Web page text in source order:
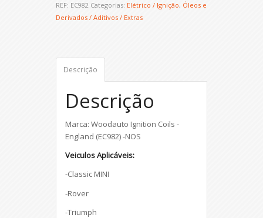
REF: EC982 Categorias: Elétrico / Ignição, Óleos e
Derivados / Aditivos / Extras
Descrição
Descrição
Marca: Woodauto Ignition Coils -
England (EC982) -NOS
Veiculos Aplicáveis:
-Classic MINI
-Rover
-Triumph